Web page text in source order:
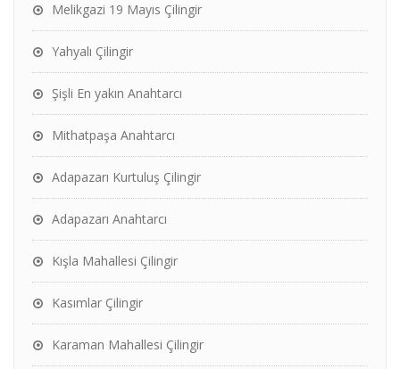
Melikgazi 19 Mayıs Çilingir
Yahyalı Çilingir
Şişli En yakın Anahtarcı
Mithatpaşa Anahtarcı
Adapazarı Kurtuluş Çilingir
Adapazarı Anahtarcı
Kışla Mahallesi Çilingir
Kasımlar Çilingir
Karaman Mahallesi Çilingir